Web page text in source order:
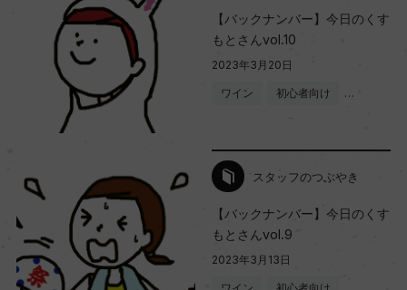
【バックナンバー】今日のくす
もとさんvol.10
2023年3月20日
ワイン 初心者向け …
スタッフのつぶやき
【バックナンバー】今日のくす
もとさんvol.9
2023年3月13日